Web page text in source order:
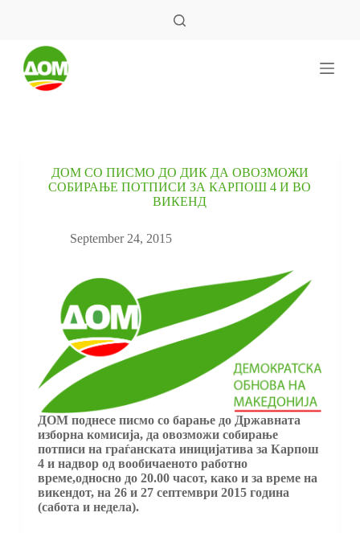
ДОМ СО ПИСМО ДО ДИК ДА ОВОЗМОЖИ
СОБИРАЊЕ ПОТПИСИ ЗА КАРПОШ 4 И ВО
ВИКЕНД
September 24, 2015
ДОМ поднесе писмо со барање до Државната
изборна комисија, да овозможи собирање
потписи на граѓанската иницијатива за Карпош
4 и надвор од вообичаеното работно
време,односно до 20.00 часот, како и за време на
викендот, на 26 и 27 септември 2015 година
(сабота и недела).